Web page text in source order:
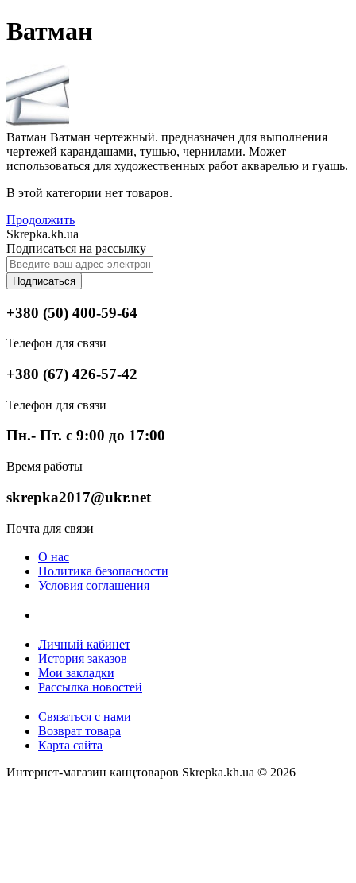
Ватман
Ватман Ватман чертежный. предназначен для выполнения
чертежей карандашами, тушью, чернилами. Может
использоваться для художественных работ акварелью и гуашь.
В этой категории нет товаров.
Продолжить
Skrepka.kh.ua
Подписаться на рассылку
Подписаться
+380 (50) 400-59-64
Телефон для связи
+380 (67) 426-57-42
Телефон для связи
Пн.- Пт. с 9:00 до 17:00
Время работы
skrepka2017@ukr.net
Почта для связи
О нас
Политика безопасности
Условия соглашения
Личный кабинет
История заказов
Мои закладки
Рассылка новостей
Связаться с нами
Возврат товара
Карта сайта
Интернет-магазин канцтоваров Skrepka.kh.ua © 2026